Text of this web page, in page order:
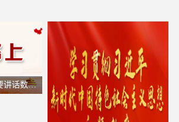
习近平总书记系列重要讲话数据库